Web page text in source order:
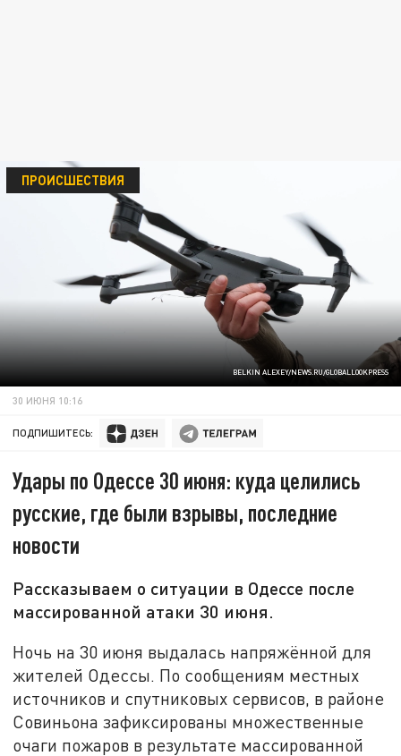
BELKIN ALEXEY/NEWS.RU/GLOBALLOOKPRESS
ПРОИСШЕСТВИЯ
30 ИЮНЯ 10:16
ПОДПИШИТЕСЬ:
Удары по Одессе 30 июня: куда целились
русские, где были взрывы, последние
новости
Рассказываем о ситуации в Одессе после
массированной атаки 30 июня.
Ночь на 30 июня выдалась напряжённой для
жителей Одессы. По сообщениям местных
источников и спутниковых сервисов, в районе
Совиньона зафиксированы множественные
очаги пожаров в результате массированной